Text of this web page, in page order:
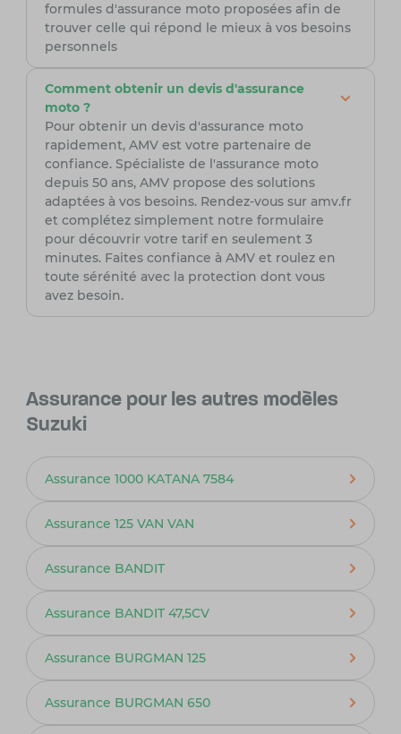
formules d'assurance moto proposées afin de
trouver celle qui répond le mieux à vos besoins
personnels
Comment obtenir un devis d'assurance
moto ?
Pour obtenir un devis d'assurance moto
rapidement, AMV est votre partenaire de
confiance. Spécialiste de l'assurance moto
depuis 50 ans, AMV propose des solutions
adaptées à vos besoins. Rendez-vous sur amv.fr
et complétez simplement notre formulaire
pour découvrir votre tarif en seulement 3
minutes. Faites confiance à AMV et roulez en
toute sérénité avec la protection dont vous
avez besoin.
Assurance pour les autres modèles
Suzuki
Assurance 1000 KATANA 7584
Assurance 125 VAN VAN
Assurance BANDIT
Assurance BANDIT 47,5CV
Assurance BURGMAN 125
Assurance BURGMAN 650